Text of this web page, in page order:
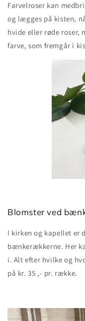
Farvelroser kan
og lægges på kisten,
hvide eller røde roser,
farve, som fremgår i
Blomster ved
I kirken og kapellet er
bænkerækkerne. Her
i. Alt efter hvilke og
på kr. 35 ,- pr. række.